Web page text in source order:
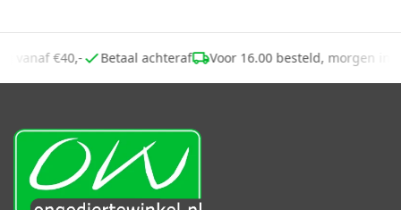
vanaf €40,- Betaal achteraf Voor 16.00 besteld, morgen